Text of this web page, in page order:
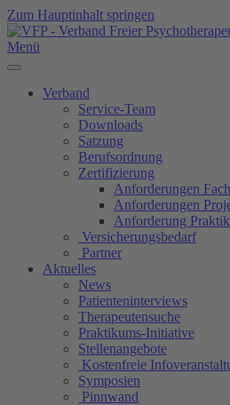
Zum Hauptinhalt springen
Menü
Verband
Service-Team
Downloads
Satzung
Berufsordnung
Zertifizierung
Anforderungen
Anforderungen
Anforderung
Versicherungsbedarf
Partner
Aktuelles
News
Patienteninterviews
Therapeutensuche
Praktikums-Initiative
Stellenangebote
Kostenfreie
Symposien
Pinnwand